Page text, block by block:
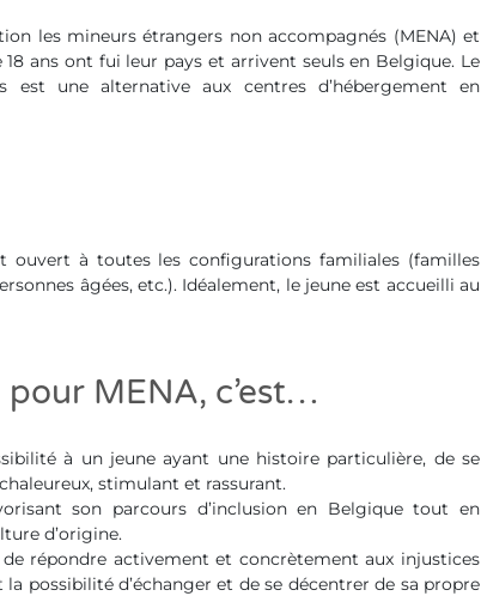
les mineurs étrangers non accompagnés (MENA) et
18 ans ont fui leur pays et arrivent seuls en Belgique. Le
est une alternative aux centres d’hébergement en
ouvert à toutes les configurations familiales (familles
âgées, etc.). Idéalement, le jeune est accueilli au
MENA, c’est…
à un jeune ayant une histoire particulière, de se
stimulant et rassurant.
son parcours d’inclusion en Belgique tout en
d’origine.
de répondre activement et concrètement aux injustices
possibilité d’échanger et de se décentrer de sa propre